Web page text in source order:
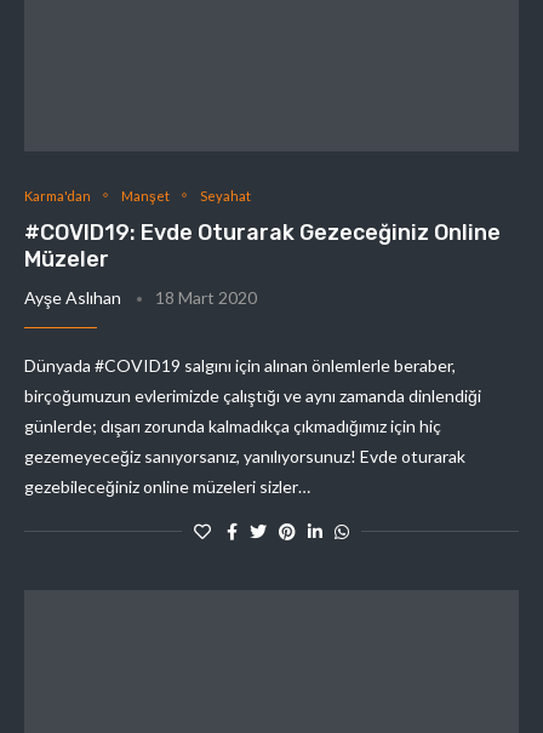
Karma'dan Manşet Seyahat
#COVID19: Evde Oturarak Gezeceğiniz Online
Müzeler
Ayşe Aslıhan 18 Mart 2020
Dünyada #COVID19 salgını için alınan önlemlerle beraber,
birçoğumuzun evlerimizde çalıştığı ve aynı zamanda dinlendiği
günlerde; dışarı zorunda kalmadıkça çıkmadığımız için hiç
gezemeyeceğiz sanıyorsanız, yanılıyorsunuz! Evde oturarak
gezebileceğiniz online müzeleri sizler…